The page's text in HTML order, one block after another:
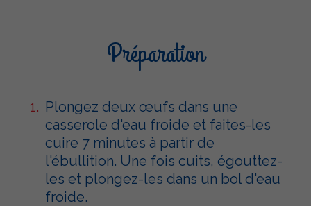
Préparation
Plongez deux œufs dans une
casserole d'eau froide et faites-les
cuire 7 minutes à partir de
l'ébullition. Une fois cuits, égouttez-
les et plongez-les dans un bol d'eau
froide.